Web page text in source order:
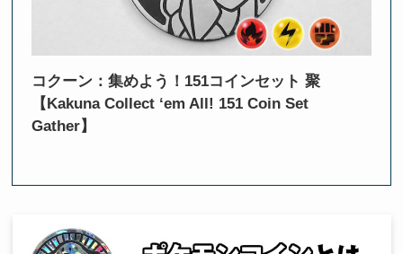
コクーン：集めよう！151コインセット 聚
【Kakuna Collect ‘em All! 151 Coin Set
Gather】